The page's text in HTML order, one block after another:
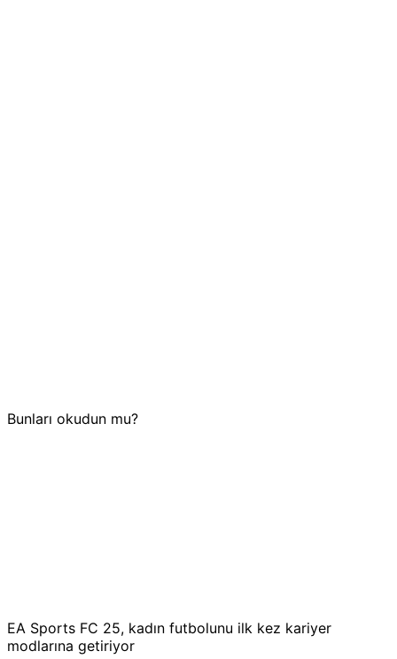
Bunları okudun mu?
EA Sports FC 25, kadın futbolunu ilk kez kariyer
modlarına getiriyor